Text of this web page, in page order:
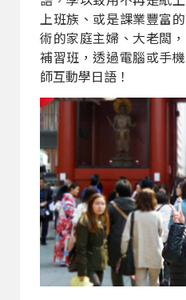
上班族、或是課業豐富
術的家庭主婦、大老闆
補習班，透過電腦或手
師互動學日語！